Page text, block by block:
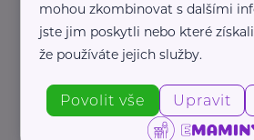
mohou zkombinovat s dalšími
jste jim poskytli nebo které
že používáte jejich služby.
Povolit vše Upravit